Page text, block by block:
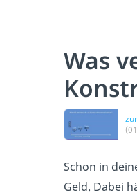
Was
Schon in
Geld. Dabei